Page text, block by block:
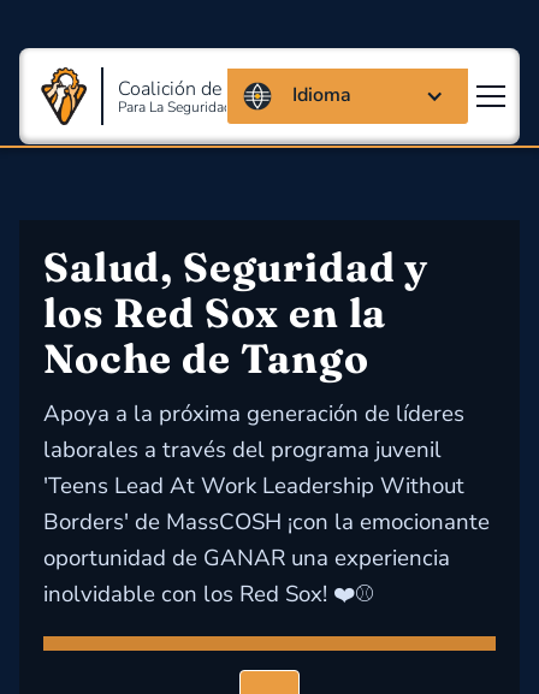
Coalición de Massachusetts
Para La Seguridad Y Salud En El Trabajo
Idioma
Salud, Seguridad y
los Red Sox en la
Noche de Tango
Apoya a la próxima generación de líderes
laborales a través del programa juvenil
'Teens Lead At Work Leadership Without
Borders' de MassCOSH ¡con la emocionante
oportunidad de GANAR una experiencia
inolvidable con los Red Sox! ❤️⚾